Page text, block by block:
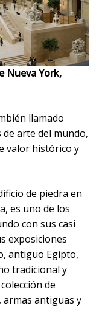
Nueva York,
llamado
arte del mundo,
valor histórico y
de piedra en
es uno de los
con sus casi
exposiciones
antiguo Egipto,
tradicional y
de
armas antiguas y